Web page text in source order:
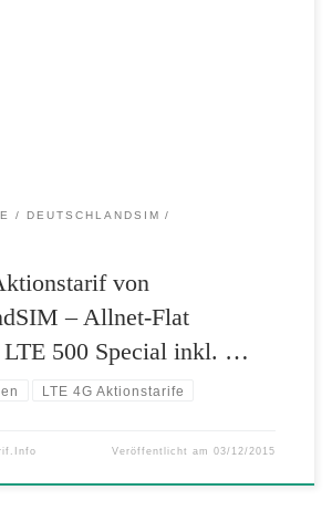
DEUTSCHLANDSIM
von
– Allnet-Flat
500 Special inkl. …
LTE 4G Aktionstarife
Veröffentlicht am03/12/2015